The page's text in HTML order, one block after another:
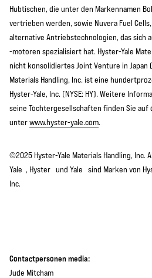
Hubtischen, die unter den Markennamen
vertrieben werden, sowie Nuvera Fuel
alternative Antriebstechnologien, das sich
-motoren spezialisiert hat. Hyster-Yale
nicht konsolidiertes Joint Venture in Japan
Materials Handling, Inc. ist eine
Hyster-Yale, Inc. (NYSE: HY). Weitere
seine Tochtergesellschaften finden Sie auf
unterwww.hyster-yale.com.
©2025 Hyster-Yale Materials Handling, Inc.
Yale , Hyster und Yale sind Marken von
Inc.
Contactpersonen media:
Jude Mitcham